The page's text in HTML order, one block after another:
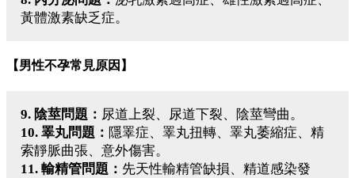
黃體激素缺乏症。
【男性不孕常見原因】
9. 陰莖問題： 尿道上裂、尿道下裂、陰莖彎曲。
10. 睪丸問題： 隱睪症、睪丸扭轉、睪丸萎縮症、精
索靜脈曲張、意外傷害。
11. 輸精管問題： 先天性輸精管缺損、精道感染發